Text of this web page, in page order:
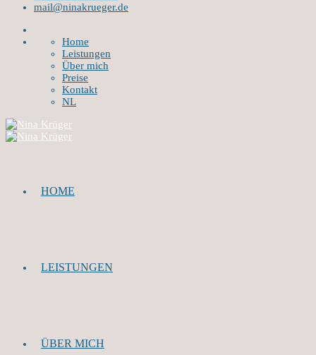
mail@ninakrueger.de
Home
Leistungen
Über mich
Preise
Kontakt
NL
HOME
LEISTUNGEN
ÜBER MICH